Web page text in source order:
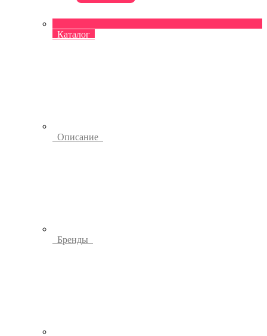
Каталог
Описание
Бренды